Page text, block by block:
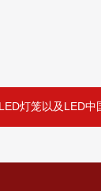
LED灯笼以及LED中